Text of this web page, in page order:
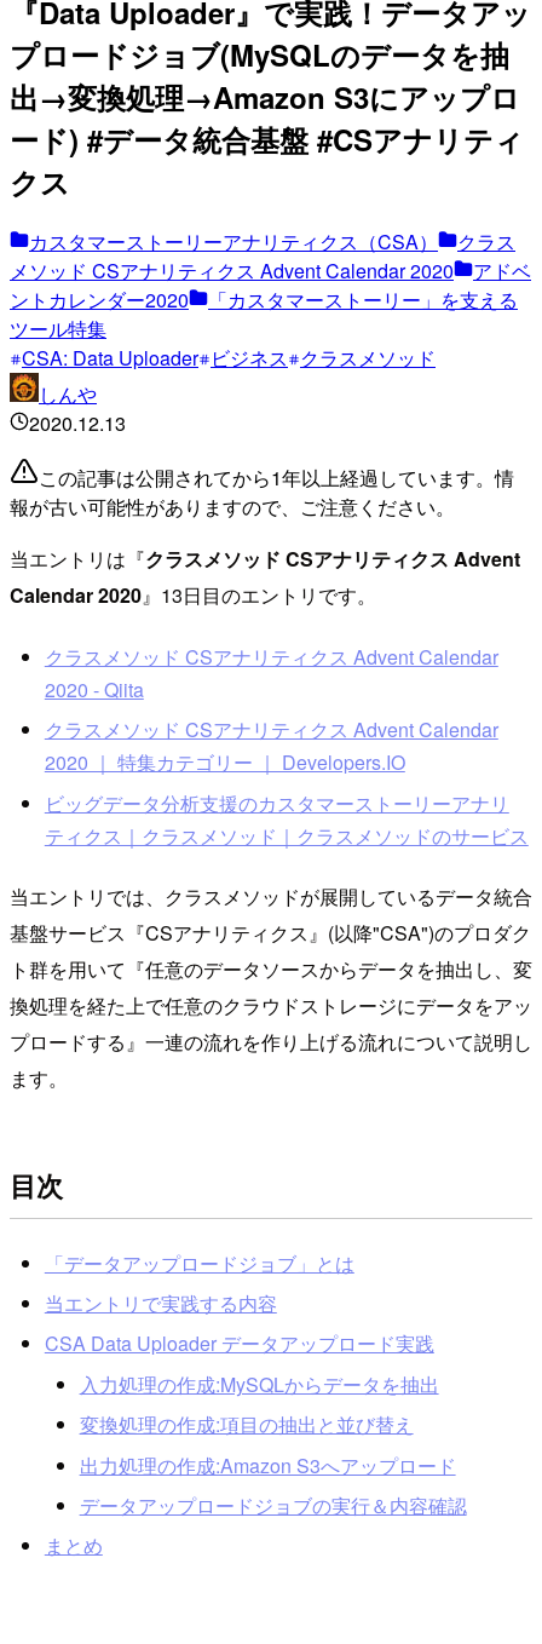
『Data Uploader』で実践！データアッ
プロードジョブ(MySQLのデータを抽
出→変換処理→Amazon S3にアップロ
ード) #データ統合基盤 #CSアナリティ
クス
カスタマーストーリーアナリティクス（CSA）
クラス
メソッド CSアナリティクス Advent Calendar 2020
アドベ
ントカレンダー2020
「カスタマーストーリー」を支える
ツール特集
CSA: Data Uploader ビジネス
クラスメソッド
しんや
2020.12.13
この記事は公開されてから1年以上経過しています。情
報が古い可能性がありますので、ご注意ください。
当エントリは『クラスメソッド CSアナリティクス Advent
Calendar 2020』13日目のエントリです。
クラスメソッド CSアナリティクス Advent Calendar
2020 - Qiita
クラスメソッド CSアナリティクス Advent Calendar
2020 ｜ 特集カテゴリー ｜ Developers.IO
ビッグデータ分析支援のカスタマーストーリーアナリ
ティクス｜クラスメソッド｜クラスメソッドのサービス
当エントリでは、クラスメソッドが展開しているデータ統合
基盤サービス『CSアナリティクス』(以降"CSA")のプロダク
ト群を用いて『任意のデータソースからデータを抽出し、変
換処理を経た上で任意のクラウドストレージにデータをアッ
プロードする』一連の流れを作り上げる流れについて説明し
ます。
目次
「データアップロードジョブ」とは
当エントリで実践する内容
CSA Data Uploader データアップロード実践
入力処理の作成:MySQLからデータを抽出
変換処理の作成:項目の抽出と並び替え
出力処理の作成:Amazon S3へアップロード
データアップロードジョブの実行＆内容確認
まとめ